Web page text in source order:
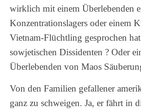
wirklich mit einem Überlebenden
Konzentrationslagers oder einem
Vietnam-Flüchtling gesprochen
sowjetischen Dissidenten ? Oder
Überlebenden von Maos
Von den Familien gefallener
ganz zu schweigen. Ja, er fährt in